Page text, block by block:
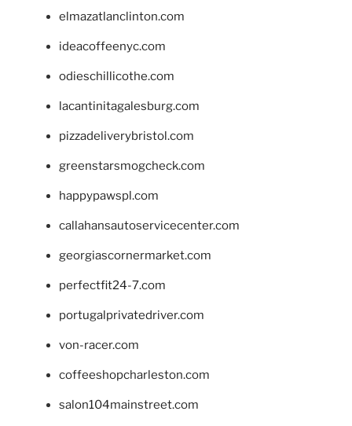
elmazatlanclinton.com
ideacoffeenyc.com
odieschillicothe.com
lacantinitagalesburg.com
pizzadeliverybristol.com
greenstarsmogcheck.com
happypawspl.com
callahansautoservicecenter.com
georgiascornermarket.com
perfectfit24-7.com
portugalprivatedriver.com
von-racer.com
coffeeshopcharleston.com
salon104mainstreet.com